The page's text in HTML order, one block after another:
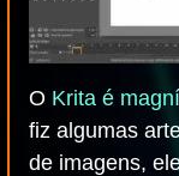
O Krita é
fiz algumas
de imagens,